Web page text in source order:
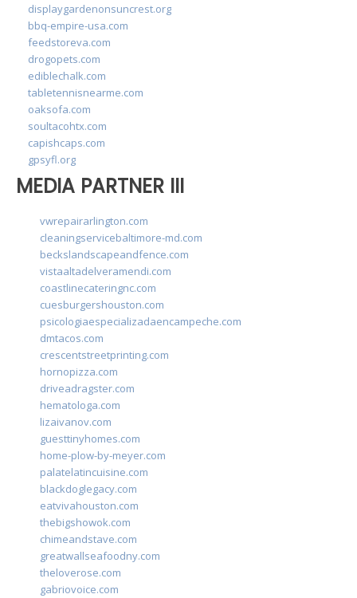
displaygardenonsuncrest.org
bbq-empire-usa.com
feedstoreva.com
drogopets.com
ediblechalk.com
tabletennisnearme.com
oaksofa.com
soultacohtx.com
capishcaps.com
gpsyfl.org
MEDIA PARTNER III
vwrepairarlington.com
cleaningservicebaltimore-md.com
beckslandscapeandfence.com
vistaaltadelveramendi.com
coastlinecateringnc.com
cuesburgershouston.com
psicologiaespecializadaencampeche.com
dmtacos.com
crescentstreetprinting.com
hornopizza.com
driveadragster.com
hematologa.com
lizaivanov.com
guesttinyhomes.com
home-plow-by-meyer.com
palatelatincuisine.com
blackdoglegacy.com
eatvivahouston.com
thebigshowok.com
chimeandstave.com
greatwallseafoodny.com
theloverose.com
gabriovoice.com